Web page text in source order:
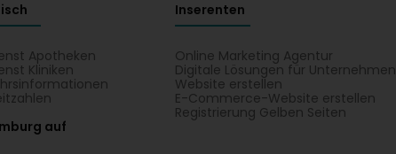
Apotheken
Kliniken
Inserenten
Online Marketing Agentur
Digitale Lösungen für Unternehmen
Website erstellen
E-Commerce-Website erstellen
Registrierung Gelben Seiten
auf